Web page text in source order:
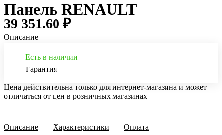
Панель RENAULT
39 351.60 ₽
Описание
Есть в наличии
Гарантия
Цена действительна только для интернет-магазина и может
отличаться от цен в розничных магазинах
Описание Характеристики Оплата